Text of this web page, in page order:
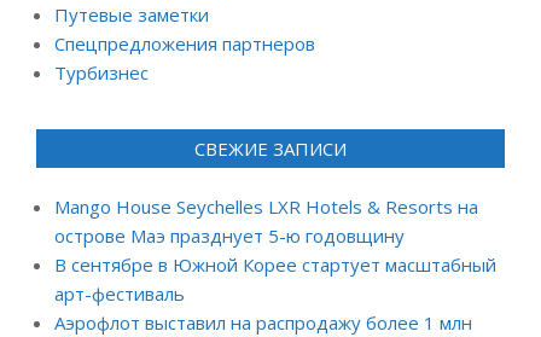
Путевые заметки
Спецпредложения партнеров
Турбизнес
СВЕЖИЕ ЗАПИСИ
Mango House Seychelles LXR Hotels & Resorts на
острове Маэ празднует 5-ю годовщину
В сентябре в Южной Корее стартует масштабный
арт-фестиваль
Аэрофлот выставил на распродажу более 1 млн